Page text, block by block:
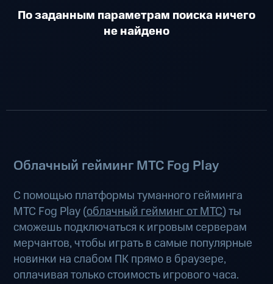
По заданным параметрам поиска ничего
не найдено
Облачный гейминг МТС Fog Play
С помощью платформы туманного гейминга
МТС Fog Play (облачный гейминг от МТС) ты
сможешь подключаться к игровым серверам
мерчантов, чтобы играть в самые популярные
новинки на слабом ПК прямо в браузере,
оплачивая только стоимость игрового часа.